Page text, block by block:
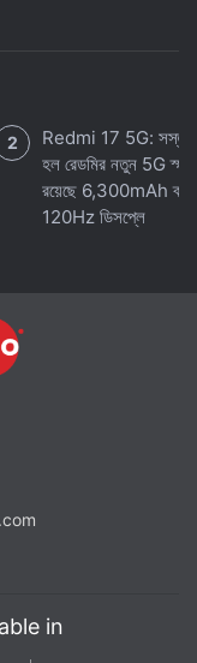
Redmi 17 5G: সস্তায়
হল রেডমির নতুন 5G
রয়েছে 6,300mAh
120Hz ডিসপ্লে
in